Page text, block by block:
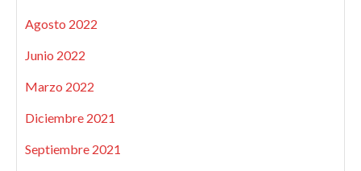
Agosto 2022
Junio 2022
Marzo 2022
Diciembre 2021
Septiembre 2021